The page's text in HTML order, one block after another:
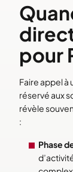
pour
Faire appel à
réservé aux
révèle
:
Phase